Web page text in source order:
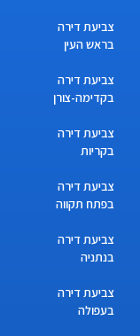
צביעת דירה
בראש העין
צביעת דירה
בקדימה-צורן
צביעת דירה
בקריות
צביעת דירה
בפתח תקווה
צביעת דירה
בנתניה
צביעת דירה
בעפולה